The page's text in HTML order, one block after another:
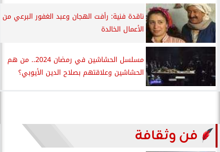
ناقدة فنية: رأفت الهجان وعبد الغفور البرعي من
الأعمال الخالدة
مسلسل الحشاشين في رمضان 2024.. من هم
الحشاشين وعلاقتهم بصلاح الدين الأيوبي؟
فن وثقافة